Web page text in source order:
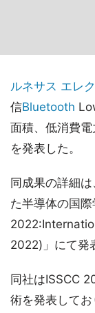
ルネサス エレ
信Bluetooth
面積、低消費
を発表した。
同成果の詳細
た半導体の国
2022)」にて発
同社はISSCC
術を発表して